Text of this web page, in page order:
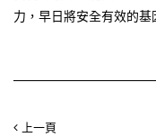
力，早日將安全有效的基
上一頁